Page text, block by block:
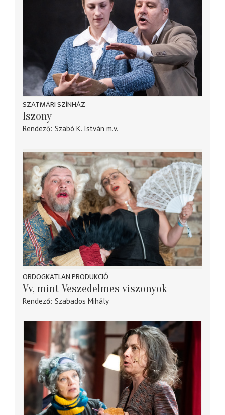
SZATMÁRI SZÍNHÁZ
Iszony
Rendező Szabó K. István m.v.
ÖRDÖGKATLAN PRODUKCIÓ
Vv, mint Veszedelmes viszonyok
Rendező Szabados Mihály